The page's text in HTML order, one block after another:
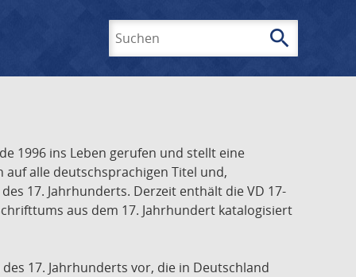
search
1996 ins Leben gerufen und stellt eine
alle deutschsprachigen Titel und,
17. Jahrhunderts. Derzeit enthält die VD 17-
aus dem 17. Jahrhundert katalogisiert
17. Jahrhunderts vor, die in Deutschland